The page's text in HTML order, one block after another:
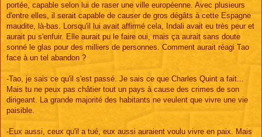
portée, capable selon lui de raser une ville européenne. Avec plusieurs
d'entre elles, il serait capable de causer de gros dégâts à cette Espagne
maudite, là-bas. Lorsqu'il lui avait affirmé cela, Indali avait eu très peur et
aurait pu s'enfuir. Elle aurait pu le faire oui, mais ça aurait sans doute
sonné le glas pour des milliers de personnes. Comment aurait réagi Tao
face à un tel abandon ?
-Tao, je sais ce qu'il s'est passé. Je sais ce que Charles Quint a fait...
Mais tu ne peux pas châtier tout un pays à cause des crimes de son
dirigeant. La grande majorité des habitants ne veulent que vivre une vie
paisible.
-Eux aussi, ceux qu'il a tué, eux aussi auraient voulu vivre en paix. Mais